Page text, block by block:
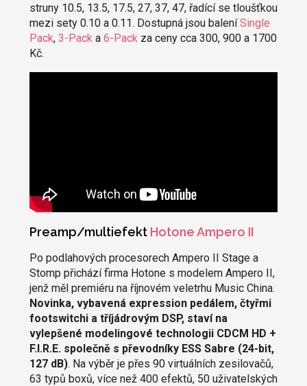
struny 10.5, 13.5, 17.5, 27, 37, 47, řadící se tloušťkou
mezi sety 0.10 a 0.11. Dostupná jsou baleníSingle
Pack, 3-Pack a 6-Packza ceny cca 300, 900 a 1700
Kč.
Preamp/multiefekt Hotone Ampero II
Po podlahových procesorech Ampero II Stage a
Stomp přichází firma Hotone s modelem Ampero II,
jenž měl premiéru na říjnovém veletrhu Music China.
Novinka, vybavená expression pedálem, čtyřmi
footswitchi a tříjádrovým DSP, staví na
vylepšené modelingové technologii CDCM HD +
F.I.R.E. společně s převodníky ESS Sabre (24-bit,
127 dB). Na výběr je přes 90 virtuálních zesilovačů,
63 typů boxů, více než 400 efektů, 50 uživatelských